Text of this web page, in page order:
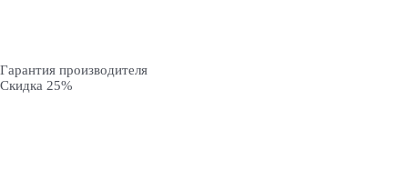
Гарантия производителя
Скидка 25%